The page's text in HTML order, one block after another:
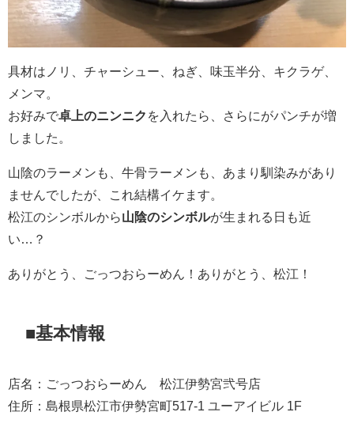
具材はノリ、チャーシュー、ねぎ、味玉半分、キクラゲ、
メンマ。
お好みで卓上のニンニク を入れたら、さらにがパンチが増
しました。
山陰のラーメンも、牛骨ラーメンも、あまり馴染みがあり
ませんでしたが、これ結構イケます。
松江のシンボルから山陰のシンボルが生まれる日も近
い…？
ありがとう、ごっつおらーめん！ありがとう、松江！
■基本情報
店名：ごっつおらーめん 松江伊勢宮弐号店
住所：島根県松江市伊勢宮町517-1 ユーアイビル 1F